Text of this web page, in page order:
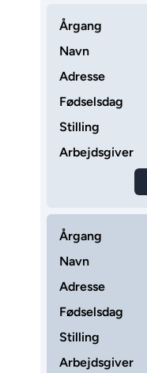
Årgang
Navn
Adresse
Fødselsdag
Stilling
Arbejdsgiver
Årgang
Navn
Adresse
Fødselsdag
Stilling
Arbejdsgiver